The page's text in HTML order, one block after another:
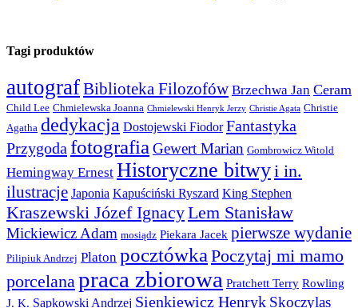
Tagi produktów
autografBiblioteka Filozofów Brzechwa Jan Ceram
Child Lee Chmielewska Joanna Chmielewski Henryk Jerzy Christie Agata Christie
Agatha dedykacja Dostojewski Fiodor Fantastyka
Przygodafotografia Gewert Marian Gombrowicz Witold
Hemingway Ernest Historyczne bitwyi in.
ilustracje Japonia Kapuściński Ryszard King Stephen
Kraszewski Józef IgnacyLem Stanisław
Mickiewicz Adam mosiądz Piekara Jacek pierwsze wydanie
Pilipiuk Andrzej Platon pocztówka Poczytaj mi mamo
porcelanapraca zbiorowa Pratchett Terry Rowling
J. K. Sapkowski Andrzej Sienkiewicz Henryk Skoczylas